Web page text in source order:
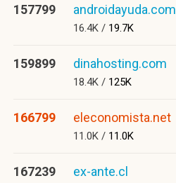
157799 androidayuda.com
16.4K / 19.7K
159899 dinahosting.com
18.4K / 125K
166799 eleconomista.net
11.0K / 11.0K
167239 ex-ante.cl